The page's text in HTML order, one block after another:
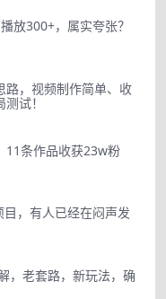
放300+，属实夸张？
路，视频制作简单、收
试！
11条作品收获23w粉
，有人已经在闷声发
，老套路，新玩法，确